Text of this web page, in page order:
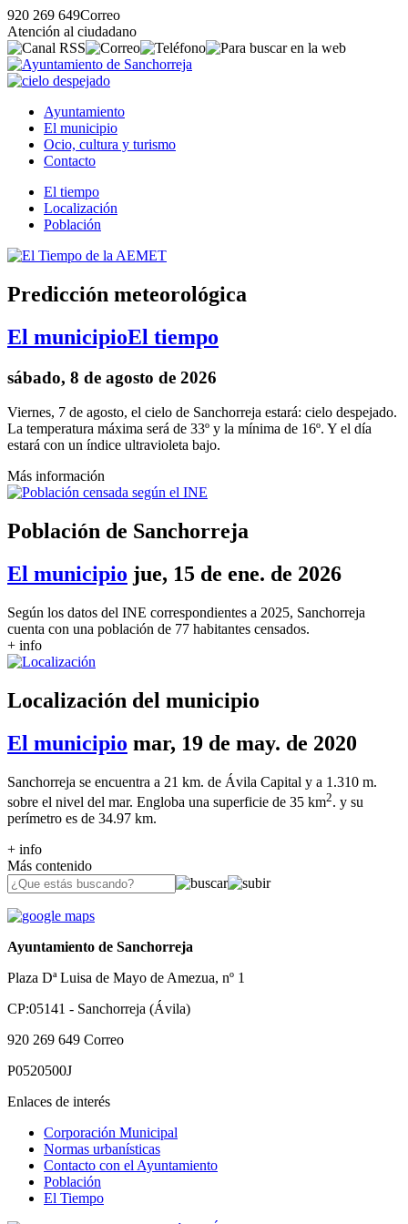
920 269 649Correo
Atención al ciudadano
Ayuntamiento
El municipio
Ocio, cultura y turismo
Contacto
El tiempo
Localización
Población
Predicción meteorológica
El municipioEl tiempo
sábado, 8 de agosto de 2026
Viernes, 7 de agosto, el cielo de Sanchorreja estará: cielo despejado.
La temperatura máxima será de 33º y la mínima de 16º. Y el día
estará con un índice ultravioleta bajo.
Más información
Población de Sanchorreja
El municipio jue, 15 de ene. de 2026
Según los datos del INE correspondientes a 2025, Sanchorreja
cuenta con una población de 77 habitantes censados.
+ info
Localización del municipio
El municipio mar, 19 de may. de 2020
Sanchorreja se encuentra a 21 km. de Ávila Capital y a 1.310 m.
sobre el nivel del mar. Engloba una superficie de 35 km2. y su
perímetro es de 34.97 km.
+ info
Más contenido
Ayuntamiento de Sanchorreja
Plaza Dª Luisa de Mayo de Amezua, nº 1
CP:05141 - Sanchorreja (Ávila)
920 269 649 Correo
P0520500J
Enlaces de interés
Corporación Municipal
Normas urbanísticas
Contacto con el Ayuntamiento
Población
El Tiempo